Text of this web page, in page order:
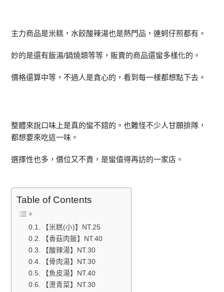
主力商品是米糕，水餃酸辣湯也是熱門品，連蚵仔煎都有。
妙的是還有飯湯/鍋燒類等等，販賣的商品還蠻多樣化的。
價格還算中等，不過人是貪心的，看到每一樣都想點下去。
整體來說口味上是真的蠻不錯的。也難怪不少人甘願排隊，
都想要來吃這一味。
選擇性也多，價位又不貴，是蠻值得再訪的一家店。
Table of Contents
【米糕(小)】NT.25
【香菇肉飯】NT.40
【酸辣湯】NT.30
【骨肉湯】NT.30
【魚皮湯】NT.40
【燙青菜】NT.30